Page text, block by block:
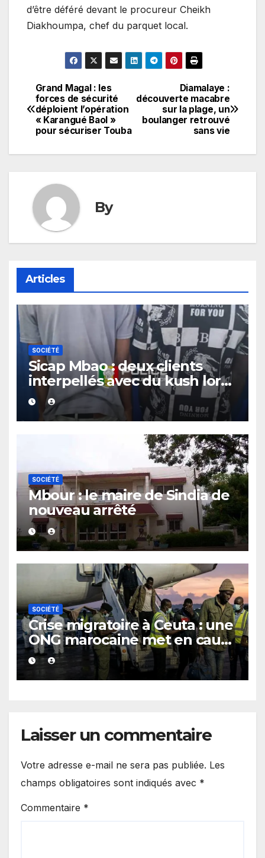
d’être déféré devant le procureur Cheikh
Diakhoumpa, chef du parquet local.
Navigation
de
l’article
Diamalaye :
découverte macabre
sur la plage, un
boulanger retrouvé
sans vie
Grand Magal : les
forces de sécurité
déploient l’opération
« Karangué Baol »
pour sécuriser Touba
By
Articles
SOCIÉTÉ
Sicap Mbao : deux clients
interpellés avec du kush lors
d’un contrôle de police dans
un bar
SOCIÉTÉ
Mbour : le maire de Sindia de
nouveau arrêté
SOCIÉTÉ
Crise migratoire à Ceuta : une
ONG marocaine met en cause
les responsabilités de Rabat
et de Madrid
Laisser un commentaire
Votre adresse e-mail ne sera pas publiée. Les
champs obligatoires sont indiqués avec *
Commentaire *